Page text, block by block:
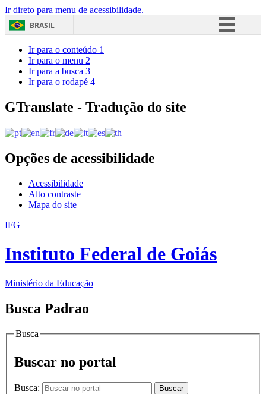
Ir direto para menu de acessibilidade.
BRASIL
Acesso à informação
Ir para o conteúdo 1
Ir para o menu 2
Ir para a busca 3
Ir para o rodapé 4
GTranslate - Tradução do site
Opções de acessibilidade
Acessibilidade
Alto contraste
Mapa do site
IFG
Instituto Federal de Goiás
Ministério da Educação
Busca Padrao
Busca
Buscar no portal
Busca: Buscar